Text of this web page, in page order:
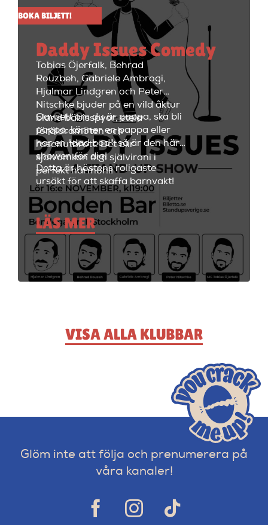
håller på i ungefär två timmar
med en paus i mitten på 15
minuter. Efter showen kan
kvällen fortsätta med fest i
restaurangdelen med ett stort
utbud av fantastiska cocktails
och fräscha drinkar.
BOKA BILJETT!
Daddy Issues Comedy
Tobias Öjerfalk, Behrad
Rouzbeh, Gabriele Ambrogi,
Hjalmar Lindgren och Peter
Nitschke bjuder på en vild åktur
bland bäbisspyor, stela
föräldramöten och
raseriutbrott. Det blir
självömkan och självironi i
perfekt harmoni!
Oavsett om du är pappa, ska bli
pappa, känner en pappa eller
har en "dad bod", så är den här
showen för dig!
Detta är höstens roligaste
ursäkt för att skaffa barnvakt!
LÄS MER
VISA ALLA KLUBBAR
Glöm inte att följa och prenumerera på
våra kanaler!